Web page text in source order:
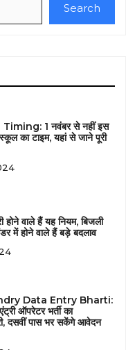
Search
1 नवंबर से नहीं इस
का टाइम, यहां से जाने पूरी
वाले हैं यह नियम, बिजली
में होने वाले हैं बड़े बदलाव
Data Entry Bharti:
ऑपरेटर भर्ती का
दसवीं पास भर सकेंगे आवेदन